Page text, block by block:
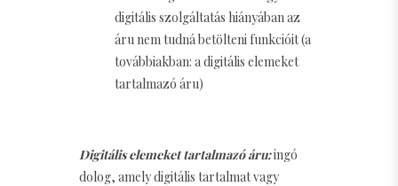
digitális szolgáltatás hiányában az
áru nem tudná betölteni funkcióit (a
továbbiakban: a digitális elemeket
tartalmazó áru)
Digitális elemeket tartalmazó áru:ingó
dolog, amely digitális tartalmat vagy